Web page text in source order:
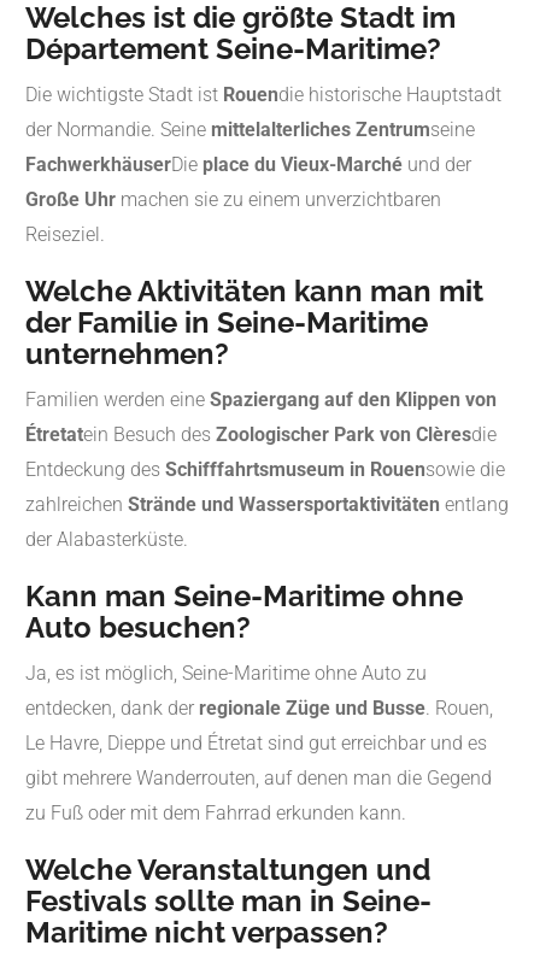
Welches ist die größte Stadt im
Département Seine-Maritime?
Die wichtigste Stadt ist Rouendie historische Hauptstadt
der Normandie. Seine mittelalterliches Zentrumseine
FachwerkhäuserDie place du Vieux-Marché und der
Große Uhr machen sie zu einem unverzichtbaren
Reiseziel.
Welche Aktivitäten kann man mit
der Familie in Seine-Maritime
unternehmen?
Familien werden eine Spaziergang auf den Klippen von
Étretatein Besuch des Zoologischer Park von Clèresdie
Entdeckung des Schifffahrtsmuseum in Rouensowie die
zahlreichen Strände und Wassersportaktivitäten entlang
der Alabasterküste.
Kann man Seine-Maritime ohne
Auto besuchen?
Ja, es ist möglich, Seine-Maritime ohne Auto zu
entdecken, dank der regionale Züge und Busse. Rouen,
Le Havre, Dieppe und Étretat sind gut erreichbar und es
gibt mehrere Wanderrouten, auf denen man die Gegend
zu Fuß oder mit dem Fahrrad erkunden kann.
Welche Veranstaltungen und
Festivals sollte man in Seine-
Maritime nicht verpassen?